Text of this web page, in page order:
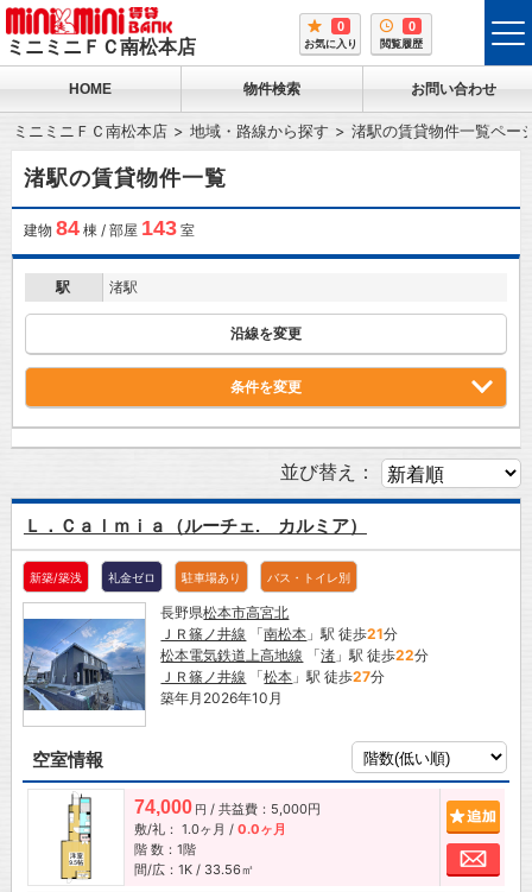
ミニミニＦＣ南松本店
0
お気に入り
0
閲覧履歴
HOME 物件検索 お問い合わせ
ミニミニＦＣ南松本店 地域・路線から探す 渚駅の賃貸物件一覧ペー
渚駅の賃貸物件一覧
建物 84棟 / 部屋 143室
駅 渚駅
沿線を変更
条件を変更
並び替え：
Ｌ．Ｃａｌｍｉａ（ルーチェ. カルミア）
新築/築浅 礼金ゼロ 駐車場あり バス・トイレ別
長野県松本市高宮北
ＪＲ篠ノ井線 「南松本 」駅 徒歩21分
松本電気鉄道上高地線 「渚 」駅 徒歩22分
ＪＲ篠ノ井線 「松本 」駅 徒歩27分
築年月2026年10月
空室情報
74,000 円 / 共益費：5,000円
敷/礼： 1.0ヶ月 / 0.0ヶ月
階 数：1階
間/広：1K / 33.56㎡
お